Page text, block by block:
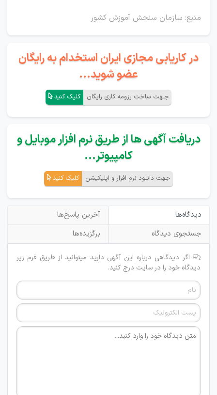
منبع: سازمان سنجش آموزش کشور
در کاریابی مجازی ایران استخدام به رایگان
عضو شوید...
جـهت ساخت رزومه کاری رایگان کلیک کنید
دریافت آگهی ها از طریق نرم افزار موبایل و
کامپیوتر...
جهت دانلود نرم افزار و اپلیکیشن کلیک کنید
دیدگاه‌ها
آخرین پاسخ‌ها
جستجوی دیدگاه
برگزیده‌ها
اگر دیدگاهی درباره این آگهی دارید میتوانید از طریق فرم زیر
دیدگاه خود را در سایت درج کنید.